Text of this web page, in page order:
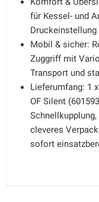
für Kessel- und
Mobil & sicher:
Zuggriff mit
Transport und
Lieferumfang: 1
OF Silent
cleveres
sofort